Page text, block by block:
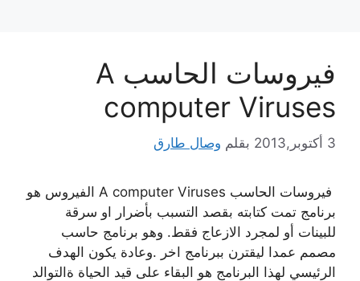
فيروسات الحاسب A
computer Viruses
3 أكتوبر,2013 بقلم وصال طارق
فيروسات الحاسب A computer Viruses الفيروس هو
برنامج تمت كتابته بقصد التسبب بأضرار او سرقة
للبينات أو لمجرد الازعاج فقط. وهو برنامج حاسب
مصمم عمدا ليقترن ببرنامج اخر .وعادة يكون الهدف
الرئيسي لهذا البرنامج هو البقاء على قيد الحياة ةالتوالد